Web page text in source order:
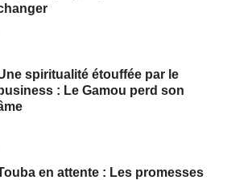
spiritualité étouffée par le
business : Le Gamou perd son
en attente : Les promesses